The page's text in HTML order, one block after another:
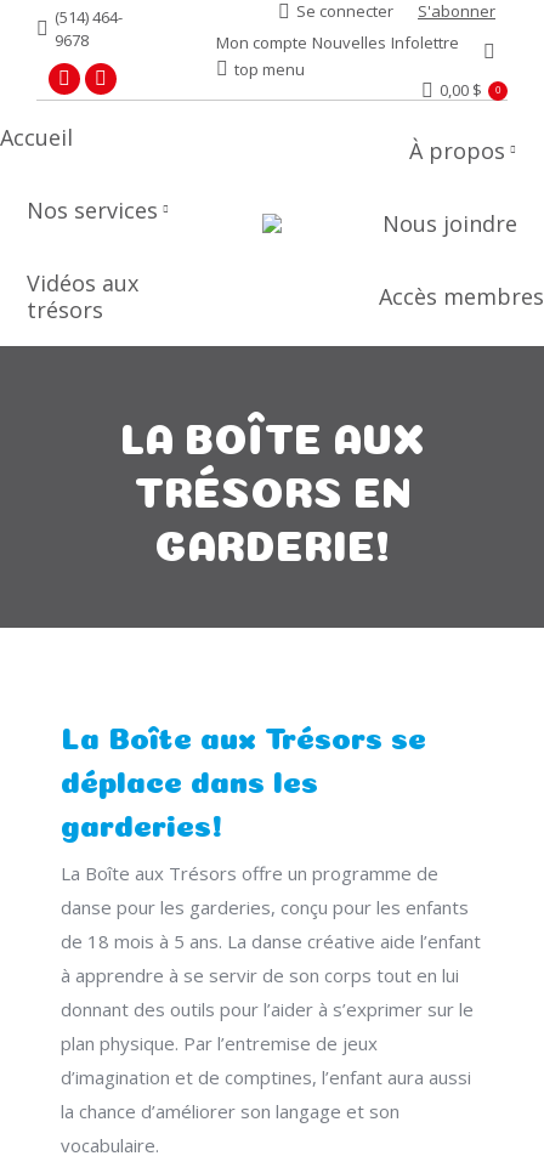
(514) 464-
9678
Facebook
page
new
YouTube
new
Se connecter
S'abonner
Mon compte Nouvelles Infolettre
top menu
0,00 $ 0
Accueil
Nos services
Vidéos aux
trésors
À propos
Nous joindre
Accès membres
LA BOÎTE AUX
TRÉSORS EN
GARDERIE!
La Boîte aux Trésors se
déplace dans les
garderies!
La Boîte aux Trésors offre un programme de
danse pour les garderies, conçu pour les enfants
de 18 mois à 5 ans. La danse créative aide l’enfant
à apprendre à se servir de son corps tout en lui
donnant des outils pour l’aider à s’exprimer sur le
plan physique. Par l’entremise de jeux
d’imagination et de comptines, l’enfant aura aussi
la chance d’améliorer son langage et son
vocabulaire.